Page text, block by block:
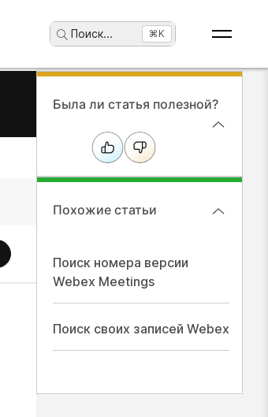
Поиск... ⌘K
Была ли статья полезной?
Похожие статьи
Поиск номера версии
Webex Meetings
Поиск своих записей Webex